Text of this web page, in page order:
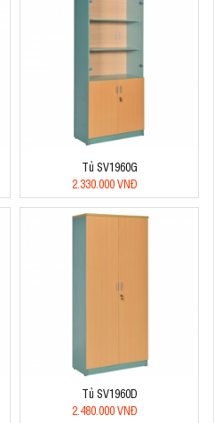
Tủ SV1960G
2.330.000 VNĐ
Tủ SV1960D
2.480.000 VNĐ